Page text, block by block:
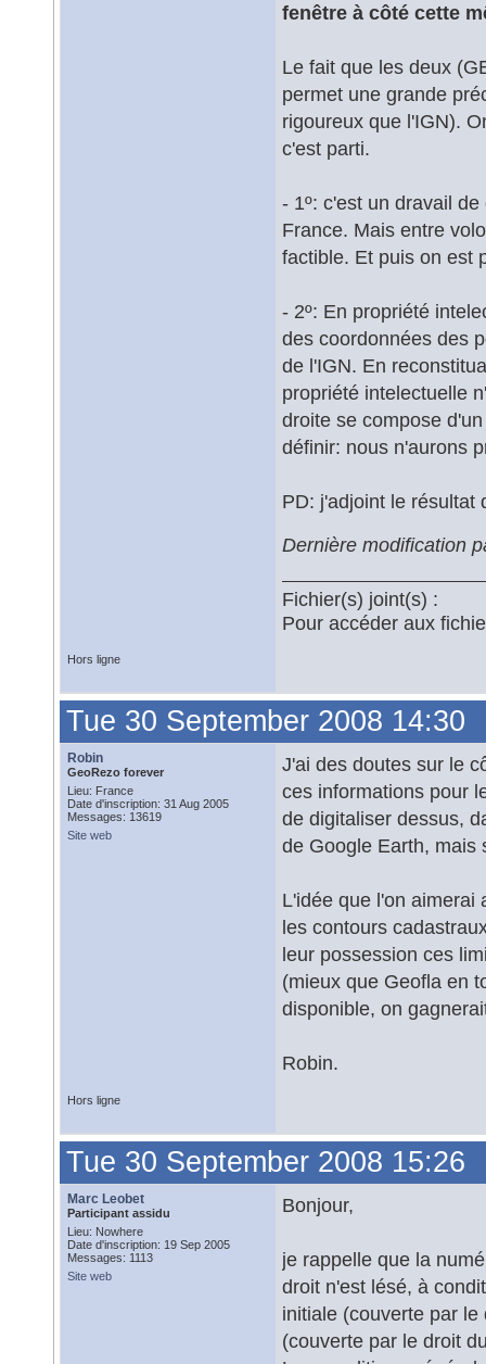
fenêtre à côté cette
Le fait que les deux
permet une grande
rigoureux que l'IGN).
c'est parti.
- 1º: c'est un dravail
France. Mais entre
factible. Et puis on est
- 2º: En propriété
des coordonnées des
de l'IGN. En
propriété intelectuelle
droite se compose
définir: nous n'aurons
PD: j'adjoint le résultat
Dernière modification
Fichier(s) joint(s) :
Pour accéder aux
Hors ligne
Tue 30 September 2008 14:30
Robin
GeoRezo forever
Lieu: France
Date d'inscription: 31 Aug 2005
Messages: 13619
Site web
J'ai des doutes sur le
ces informations pour
de digitaliser dessus,
de Google Earth, mais
L'idée que l'on aimerai
les contours
leur possession ces
(mieux que Geofla en
disponible, on
Robin.
Hors ligne
Tue 30 September 2008 15:26
Marc Leobet
Participant assidu
Lieu: Nowhere
Date d'inscription: 19 Sep 2005
Messages: 1113
Site web
Bonjour,
je rappelle que la
droit n'est lésé, à
initiale (couverte par
(couverte par le droit